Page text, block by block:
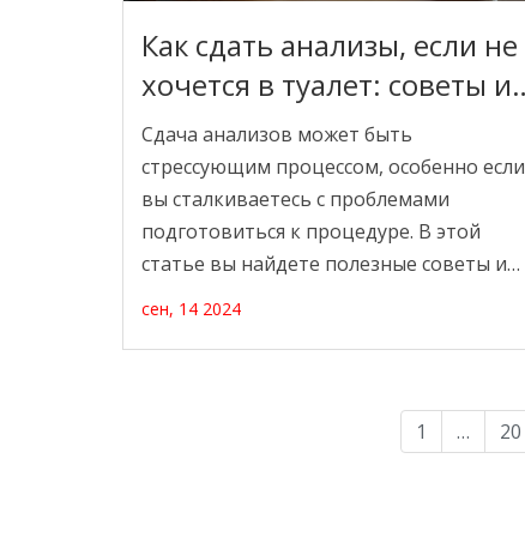
Как сдать анализы, если не
хочется в туалет: советы и
рекомендации
Сдача анализов может быть
стрессующим процессом, особенно если
вы сталкиваетесь с проблемами
подготовиться к процедуре. В этой
статье вы найдете полезные советы и
организм и упростить выполнение
анализов, сохраняя спокойствие и
сен, 14 2024
1 … 20